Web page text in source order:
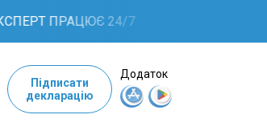
ПРАЦЮЄ 24/7
Підписати
декларацію
Додаток